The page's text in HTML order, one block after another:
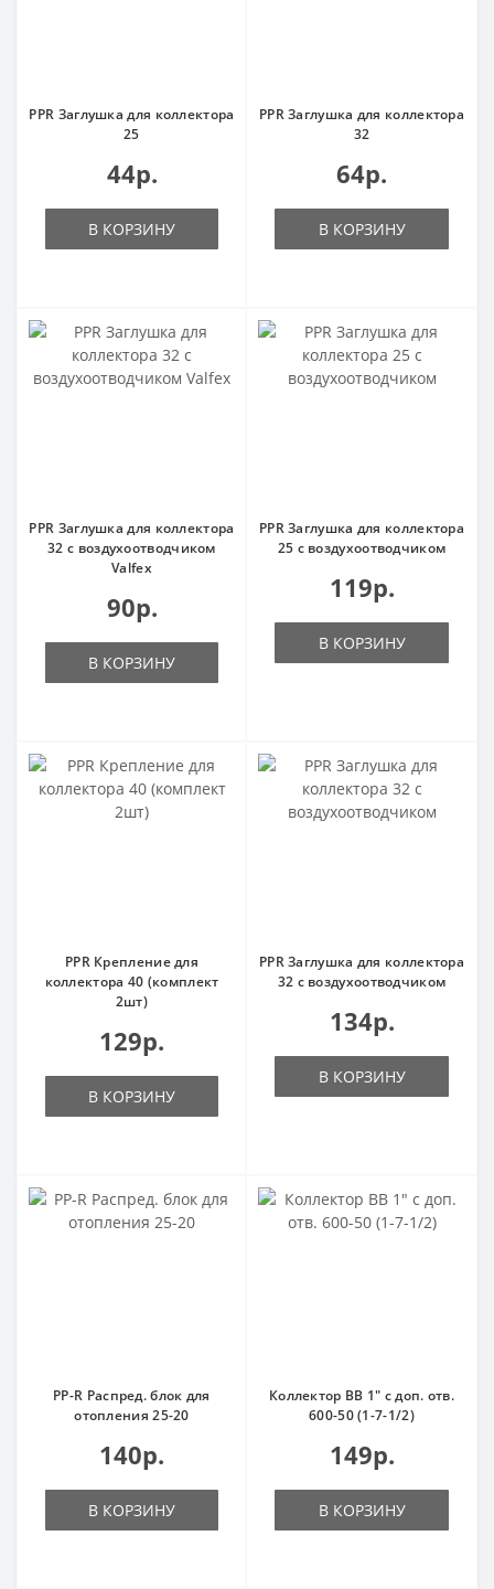
PPR Заглушка для коллектора
25
44р.
В КОРЗИНУ
PPR Заглушка для коллектора
32
64р.
В КОРЗИНУ
PPR Заглушка для коллектора
32 с воздухоотводчиком
Valfex
90р.
В КОРЗИНУ
PPR Заглушка для коллектора
25 с воздухоотводчиком
119р.
В КОРЗИНУ
PPR Крепление для
коллектора 40 (комплект
2шт)
129р.
В КОРЗИНУ
PPR Заглушка для коллектора
32 с воздухоотводчиком
134р.
В КОРЗИНУ
PP-R Распред. блок для
отопления 25-20
140р.
В КОРЗИНУ
Коллектор ВВ 1" с доп. отв.
600-50 (1-7-1/2)
149р.
В КОРЗИНУ